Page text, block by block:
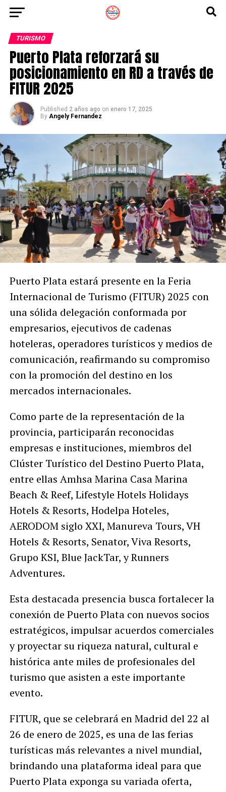
TURISMO
Puerto Plata reforzará su
posicionamiento en RD a través de
FITUR 2025
Published 2 años ago on enero 17, 2025
By Angely Fernandez
Puerto Plata estará presente en la Feria
Internacional de Turismo (FITUR) 2025 con
una sólida delegación conformada por
empresarios, ejecutivos de cadenas
hoteleras, operadores turísticos y medios de
comunicación, reafirmando su compromiso
con la promoción del destino en los
mercados internacionales.
Como parte de la representación de la
provincia, participarán reconocidas
empresas e instituciones, miembros del
Clúster Turístico del Destino Puerto Plata,
entre ellas Amhsa Marina Casa Marina
Beach & Reef, Lifestyle Hotels Holidays
Hotels & Resorts, Hodelpa Hoteles,
AERODOM siglo XXI, Manureva Tours, VH
Hotels & Resorts, Senator, Viva Resorts,
Grupo KSI, Blue JackTar, y Runners
Adventures.
Esta destacada presencia busca fortalecer la
conexión de Puerto Plata con nuevos socios
estratégicos, impulsar acuerdos comerciales
y proyectar su riqueza natural, cultural e
histórica ante miles de profesionales del
turismo que asisten a este importante
evento.
FITUR, que se celebrará en Madrid del 22 al
26 de enero de 2025, es una de las ferias
turísticas más relevantes a nivel mundial,
brindando una plataforma ideal para que
Puerto Plata exponga su variada oferta,